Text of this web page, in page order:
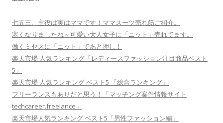
七五三、主役は実はママです！ママスーツ売れ筋ご紹介。
寒くなりましたね～可愛い大人女子に「ニット」売れてます。
働くミセスに「ニット」であと押し！
楽天市場 人気ランキング「レディースファッション注目商品ベスト
5」
楽天市場 人気ランキング ベスト5 「総合ランキング」
フリーランスもありだと思う！「マッチング案件情報サイト
techcareer.freelance」
楽天市場人気ランキング ベスト5「男性ファッション編」